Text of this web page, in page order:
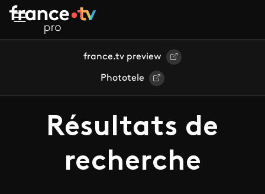
Aller au contenu principal
france.tv preview
Phototele
Résultats de
recherche